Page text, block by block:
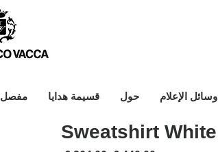
مفصل قسيمة هدايا حول وسائل الإعلام
Sweatshirt White